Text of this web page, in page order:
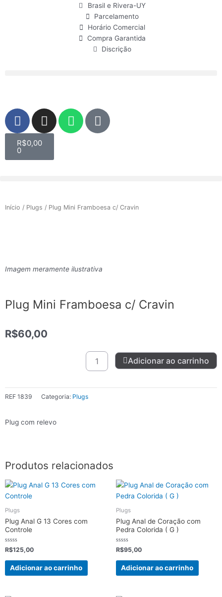
Brasil e Rivera-UY
Parcelamento
Horário Comercial
Compra Garantida
Discrição
F
a
c
e
b
I
n
a
a
m
W
h
p
U
s
R$0,00
0
Carrinho
Início / Plugs / Plug Mini Framboesa c/ Cravin
Imagem meramente ilustrativa
Plug Mini Framboesa c/ Cravin
R$60,00
Plug
Mini
c/
Cravin
Adicionar ao carrinho
REF 1839 Categoria: Plugs
Plug com relevo
Produtos relacionados
Plugs
Plug Anal G 13 Cores com
Controle
Avaliação
0
de
R$125,00
Adicionar ao carrinho
Plugs
Plug Anal de Coração com
Pedra Colorida ( G )
Avaliação
0
de
R$95,00
Adicionar ao carrinho